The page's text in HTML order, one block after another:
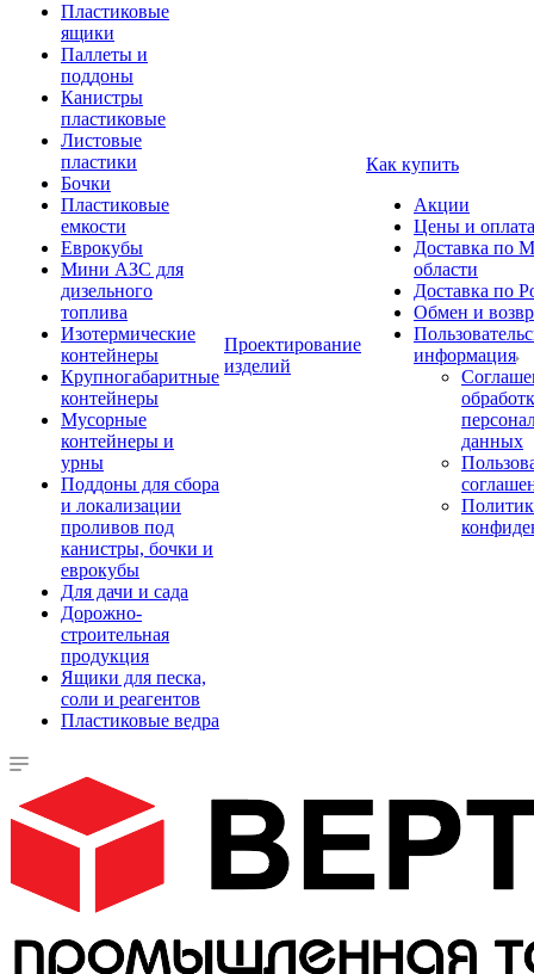
Пластиковые
ящики
Паллеты и
поддоны
Канистры
пластиковые
Листовые
пластики
Бочки
Пластиковые
емкости
Еврокубы
Мини АЗС для
дизельного
топлива
Изотермические
контейнеры
Крупногабаритные
контейнеры
Мусорные
контейнеры и
урны
Поддоны для сбора
и локализации
проливов под
канистры, бочки и
еврокубы
Для дачи и сада
Дорожно-
строительная
продукция
Ящики для песка,
соли и реагентов
Пластиковые ведра
Проектирование
изделий
Как купить
Акции
Цены и оплата
Доставка по
области
Доставка по
Обмен и
информация
данных